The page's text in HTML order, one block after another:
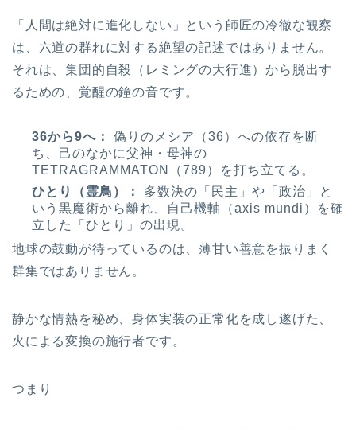
「人間は絶対に進化しない」という師匠の冷徹な観察
は、六道の群れに対する絶望の記述ではありません。
それは、集団的自殺（レミングの大行進）から脱出す
るための、覚醒の鐘の音です。
36から9へ：
偽りのメシア（36）への依存を断
ち、己のなかに父神・母神の
TETRAGRAMMATON（789）を打ち立てる。
ひとり（霊鳥）：
多数決の「民主」や「政治」と
いう黒魔術から離れ、自己機軸（axis mundi）を確
立した「ひとり」の出現。
地球の鼓動が待っているのは、薄甘い善意を振りまく
群集ではありません。
静かな情熱を秘め、身体実装の正常化を成し遂げた、
火による変換の施行者です。
つまり